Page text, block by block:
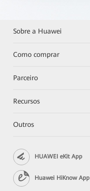
Sobre a Huawei
Como comprar
Parceiro
Recursos
Outros
HUAWEI eKit App
Huawei HiKnow App